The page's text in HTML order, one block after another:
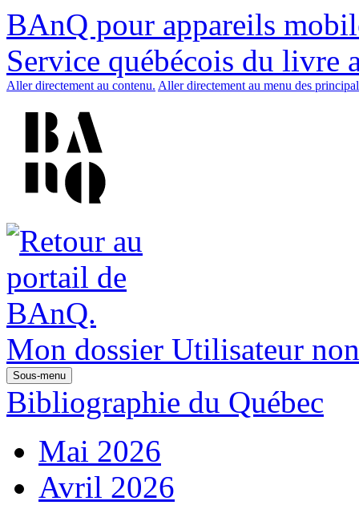
BAnQ pour appareils
Service québécois du livre
Aller directement au contenu. Aller directement au menu des
Mon dossier Utilisateur
Sous-menu
Bibliographie du Québec
Mai 2026
Avril 2026